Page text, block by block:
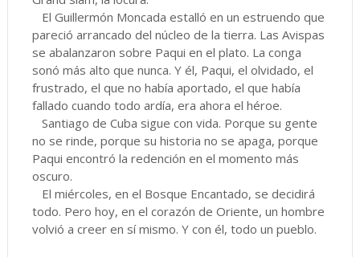
El Guillermón Moncada estalló en un estruendo que
pareció arrancado del núcleo de la tierra. Las Avispas
se abalanzaron sobre Paqui en el plato. La conga
sonó más alto que nunca. Y él, Paqui, el olvidado, el
frustrado, el que no había aportado, el que había
fallado cuando todo ardía, era ahora el héroe.
Santiago de Cuba sigue con vida. Porque su gente
no se rinde, porque su historia no se apaga, porque
Paqui encontró la redención en el momento más
oscuro.
El miércoles, en el Bosque Encantado, se decidirá
todo. Pero hoy, en el corazón de Oriente, un hombre
volvió a creer en sí mismo. Y con él, todo un pueblo.